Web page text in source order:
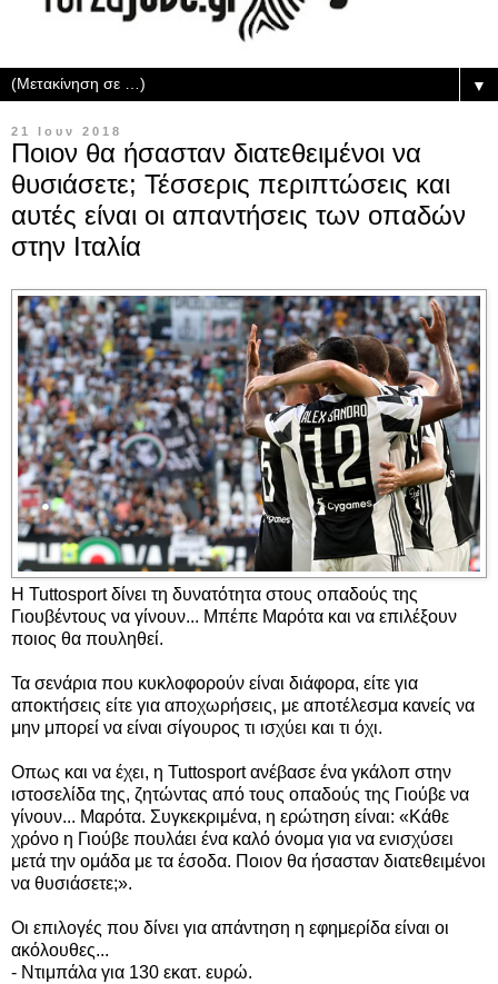
▼
21 Ιουν 2018
Ποιον θα ήσασταν διατεθειμένοι να
θυσιάσετε; Τέσσερις περιπτώσεις και
αυτές είναι οι απαντήσεις των οπαδών
στην Ιταλία
Η Tuttosport δίνει τη δυνατότητα στους οπαδούς της
Γιουβέντους να γίνουν... Μπέπε Μαρότα και να επιλέξουν
ποιος θα πουληθεί.
Τα σενάρια που κυκλοφορούν είναι διάφορα, είτε για
αποκτήσεις είτε για αποχωρήσεις, με αποτέλεσμα κανείς να
μην μπορεί να είναι σίγουρος τι ισχύει και τι όχι.
Οπως και να έχει, η Tuttosport ανέβασε ένα γκάλοπ στην
ιστοσελίδα της, ζητώντας από τους οπαδούς της Γιούβε να
γίνουν... Μαρότα. Συγκεκριμένα, η ερώτηση είναι: «Κάθε
χρόνο η Γιούβε πουλάει ένα καλό όνομα για να ενισχύσει
μετά την ομάδα με τα έσοδα. Ποιον θα ήσασταν διατεθειμένοι
να θυσιάσετε;».
Οι επιλογές που δίνει για απάντηση η εφημερίδα είναι οι
ακόλουθες...
- Ντιμπάλα για 130 εκατ. ευρώ.